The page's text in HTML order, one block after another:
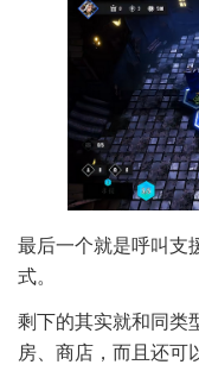
最后一个就是呼叫支
式。
剩下的其实就和同类
房、商店，而且还可